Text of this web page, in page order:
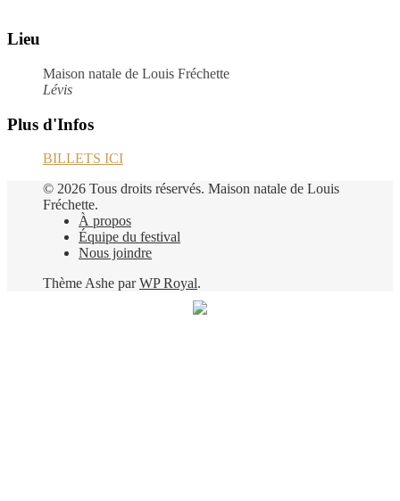
Lieu
Maison natale de Louis Fréchette
Lévis
Plus d'Infos
BILLETS ICI
© 2026 Tous droits réservés. Maison natale de Louis
Fréchette.
À propos
Équipe du festival
Nous joindre
Thème Ashe parWP Royal.